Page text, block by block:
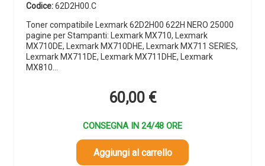
Codice:62D2H00.C
Toner compatibile Lexmark 62D2H00 622H NERO 25000
pagine per Stampanti: Lexmark MX710, Lexmark
MX710DE, Lexmark MX710DHE, Lexmark MX711 SERIES,
Lexmark MX711DE, Lexmark MX711DHE, Lexmark
MX810…
60,00 €
CONSEGNA IN 24/48 ORE
Aggiungi al carrello